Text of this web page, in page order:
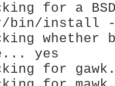
for a
bin/install
whether
yes
for